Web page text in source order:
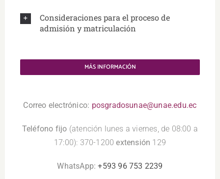
Consideraciones para el proceso de
admisión y matriculación
MÁS INFORMACIÓN
Correo electrónico: posgradosunae@unae.edu.ec
Teléfono fijo (atención lunes a viernes, de 08:00 a
17:00): 370-1200extensión 129
WhatsApp:+593 96 753 2239